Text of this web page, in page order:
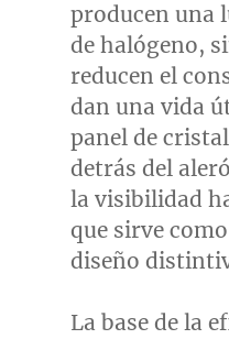
producen una
de halógeno,
reducen el
dan una vida
panel de
detrás del
la visibilidad
que sirve
diseño
La base de la